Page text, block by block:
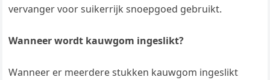
vervanger voor suikerrijk snoepgoed gebruikt.
Wanneer wordt kauwgom ingeslikt?
Wanneer er meerdere stukken kauwgom ingeslikt